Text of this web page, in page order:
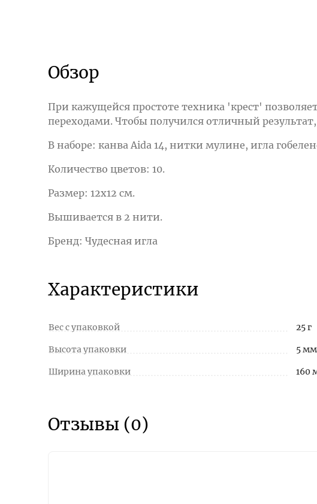
Обзор
При кажущейся простоте техника 'крест'
переходами. Чтобы получился отличный
В наборе: канва Aida 14, нитки мулине, игла
Количество цветов: 10.
Размер: 12x12 см.
Вышивается в 2 нити.
Бренд: Чудесная игла
Характеристики
Вес с упаковкой 25 г
Высота упаковки 5 мм
Ширина упаковки 160
Отзывы (0)